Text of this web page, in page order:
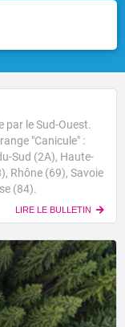
par le Sud-Ouest.
"Canicule" :
Sud (2A), Haute-
Rhône (69), Savoie
(84).
LIRE LE BULLETIN